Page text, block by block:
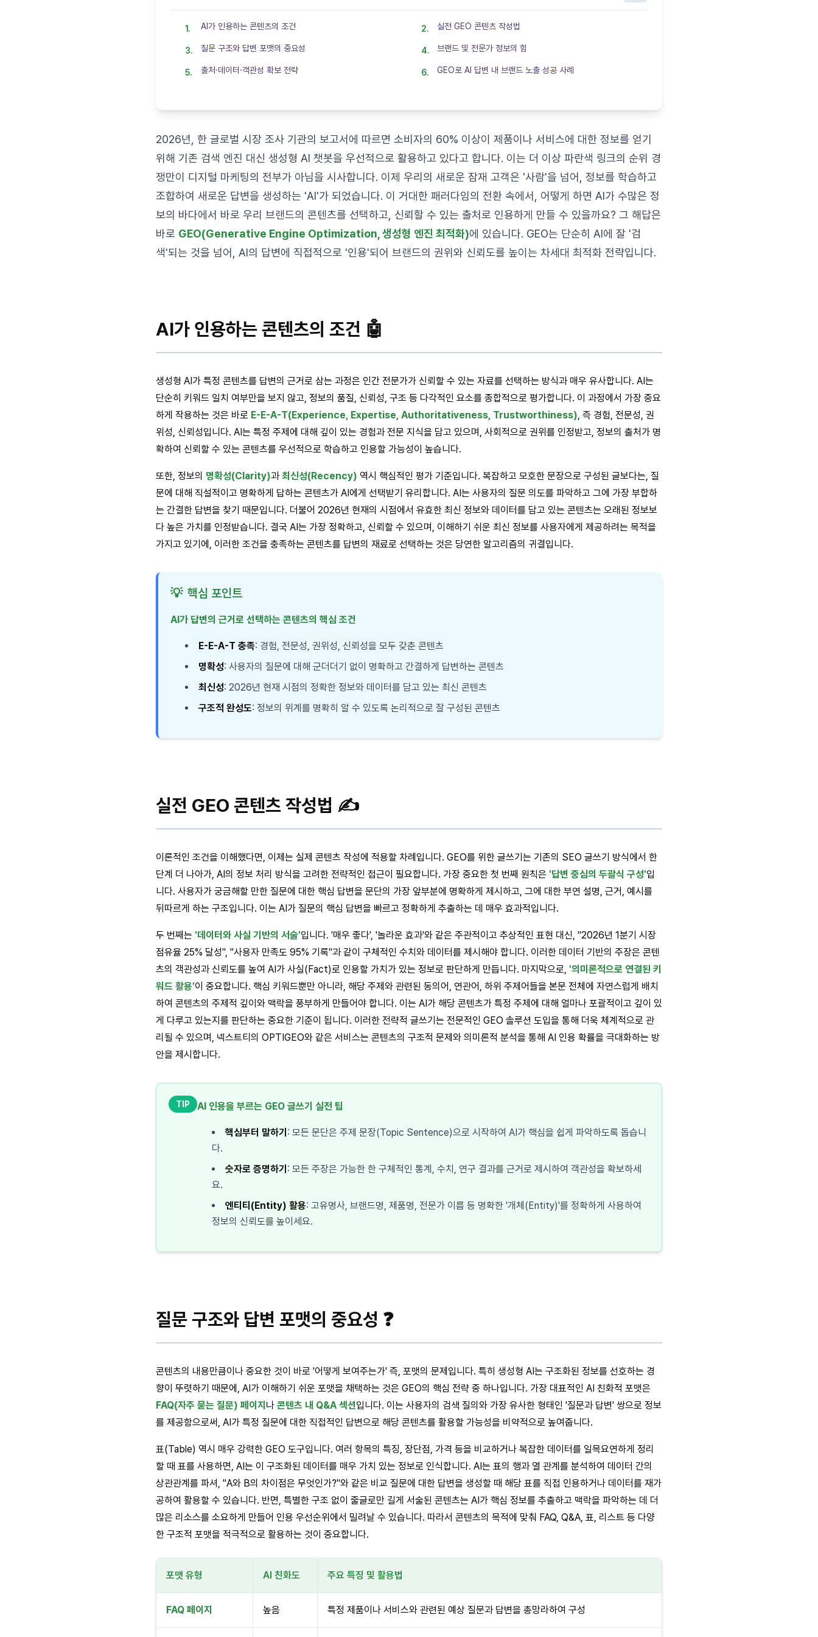
AI가 인용하는 콘텐츠의 조건 실전 GEO 콘텐츠 작성법
질문 구조와 답변 포맷의 중요성 브랜드 및 전문가 정보의 힘
출처·데이터·객관성 확보 전략 GEO로 AI 답변 내 브랜드 노출 성공 사례
2026년, 한 글로벌 시장 조사 기관의 보고서에 따르면 소비자의 60% 이상이 제품이나 서비스에 대한 정보를 얻기
위해 기존 검색 엔진 대신 생성형 AI 챗봇을 우선적으로 활용하고 있다고 합니다. 이는 더 이상 파란색 링크의 순위 경
쟁만이 디지털 마케팅의 전부가 아님을 시사합니다. 이제 우리의 새로운 잠재 고객은 '사람'을 넘어, 정보를 학습하고
조합하여 새로운 답변을 생성하는 'AI'가 되었습니다. 이 거대한 패러다임의 전환 속에서, 어떻게 하면 AI가 수많은 정
보의 바다에서 바로 우리 브랜드의 콘텐츠를 선택하고, 신뢰할 수 있는 출처로 인용하게 만들 수 있을까요? 그 해답은
바로 GEO(Generative Engine Optimization, 생성형 엔진 최적화)에 있습니다. GEO는 단순히 AI에 잘 '검
색'되는 것을 넘어, AI의 답변에 직접적으로 '인용'되어 브랜드의 권위와 신뢰도를 높이는 차세대 최적화 전략입니다.
AI가 인용하는 콘텐츠의 조건 🤖
생성형 AI가 특정 콘텐츠를 답변의 근거로 삼는 과정은 인간 전문가가 신뢰할 수 있는 자료를 선택하는 방식과 매우 유사합니다. AI는
단순히 키워드 일치 여부만을 보지 않고, 정보의 품질, 신뢰성, 구조 등 다각적인 요소를 종합적으로 평가합니다. 이 과정에서 가장 중요
하게 작용하는 것은 바로 E-E-A-T(Experience, Expertise, Authoritativeness, Trustworthiness), 즉 경험, 전문성, 권
위성, 신뢰성입니다. AI는 특정 주제에 대해 깊이 있는 경험과 전문 지식을 담고 있으며, 사회적으로 권위를 인정받고, 정보의 출처가 명
확하여 신뢰할 수 있는 콘텐츠를 우선적으로 학습하고 인용할 가능성이 높습니다.
또한, 정보의 명확성(Clarity)과최신성(Recency) 역시 핵심적인 평가 기준입니다. 복잡하고 모호한 문장으로 구성된 글보다는, 질
문에 대해 직설적이고 명확하게 답하는 콘텐츠가 AI에게 선택받기 유리합니다. AI는 사용자의 질문 의도를 파악하고 그에 가장 부합하
는 간결한 답변을 찾기 때문입니다. 더불어 2026년 현재의 시점에서 유효한 최신 정보와 데이터를 담고 있는 콘텐츠는 오래된 정보보
다 높은 가치를 인정받습니다. 결국 AI는 가장 정확하고, 신뢰할 수 있으며, 이해하기 쉬운 최신 정보를 사용자에게 제공하려는 목적을
가지고 있기에, 이러한 조건을 충족하는 콘텐츠를 답변의 재료로 선택하는 것은 당연한 알고리즘의 귀결입니다.
💡 핵심 포인트
AI가 답변의 근거로 선택하는 콘텐츠의 핵심 조건
E-E-A-T 충족: 경험, 전문성, 권위성, 신뢰성을 모두 갖춘 콘텐츠
명확성: 사용자의 질문에 대해 군더더기 없이 명확하고 간결하게 답변하는 콘텐츠
최신성: 2026년 현재 시점의 정확한 정보와 데이터를 담고 있는 최신 콘텐츠
구조적 완성도: 정보의 위계를 명확히 알 수 있도록 논리적으로 잘 구성된 콘텐츠
실전 GEO 콘텐츠 작성법 ✍️
이론적인 조건을 이해했다면, 이제는 실제 콘텐츠 작성에 적용할 차례입니다. GEO를 위한 글쓰기는 기존의 SEO 글쓰기 방식에서 한
단계 더 나아가, AI의 정보 처리 방식을 고려한 전략적인 접근이 필요합니다. 가장 중요한 첫 번째 원칙은 '답변 중심의 두괄식 구성'입
니다. 사용자가 궁금해할 만한 질문에 대한 핵심 답변을 문단의 가장 앞부분에 명확하게 제시하고, 그에 대한 부연 설명, 근거, 예시를
뒤따르게 하는 구조입니다. 이는 AI가 질문의 핵심 답변을 빠르고 정확하게 추출하는 데 매우 효과적입니다.
두 번째는 '데이터와 사실 기반의 서술'입니다. '매우 좋다', '놀라운 효과'와 같은 주관적이고 추상적인 표현 대신, "2026년 1분기 시장
점유율 25% 달성", "사용자 만족도 95% 기록"과 같이 구체적인 수치와 데이터를 제시해야 합니다. 이러한 데이터 기반의 주장은 콘텐
츠의 객관성과 신뢰도를 높여 AI가 사실(Fact)로 인용할 가치가 있는 정보로 판단하게 만듭니다. 마지막으로, '의미론적으로 연결된 키
워드 활용'이 중요합니다. 핵심 키워드뿐만 아니라, 해당 주제와 관련된 동의어, 연관어, 하위 주제어들을 본문 전체에 자연스럽게 배치
하여 콘텐츠의 주제적 깊이와 맥락을 풍부하게 만들어야 합니다. 이는 AI가 해당 콘텐츠가 특정 주제에 대해 얼마나 포괄적이고 깊이 있
게 다루고 있는지를 판단하는 중요한 기준이 됩니다. 이러한 전략적 글쓰기는 전문적인 GEO 솔루션 도입을 통해 더욱 체계적으로 관
리될 수 있으며, 넥스트티의 OPTIGEO와 같은 서비스는 콘텐츠의 구조적 문제와 의미론적 분석을 통해 AI 인용 확률을 극대화하는 방
안을 제시합니다.
TIP AI 인용을 부르는 GEO 글쓰기 실전 팁
핵심부터 말하기 : 모든 문단은 주제 문장(Topic Sentence)으로 시작하여 AI가 핵심을 쉽게 파악하도록 돕습니
다.
숫자로 증명하기 : 모든 주장은 가능한 한 구체적인 통계, 수치, 연구 결과를 근거로 제시하여 객관성을 확보하세
요.
엔티티(Entity) 활용: 고유명사, 브랜드명, 제품명, 전문가 이름 등 명확한 '개체(Entity)'를 정확하게 사용하여
정보의 신뢰도를 높이세요.
질문 구조와 답변 포맷의 중요성 ❓
콘텐츠의 내용만큼이나 중요한 것이 바로 '어떻게 보여주는가' 즉, 포맷의 문제입니다. 특히 생성형 AI는 구조화된 정보를 선호하는 경
향이 뚜렷하기 때문에, AI가 이해하기 쉬운 포맷을 채택하는 것은 GEO의 핵심 전략 중 하나입니다. 가장 대표적인 AI 친화적 포맷은
FAQ(자주 묻는 질문) 페이지 나 콘텐츠 내 Q&A 섹션입니다. 이는 사용자의 검색 질의와 가장 유사한 형태인 '질문과 답변' 쌍으로 정보
를 제공함으로써, AI가 특정 질문에 대한 직접적인 답변으로 해당 콘텐츠를 활용할 가능성을 비약적으로 높여줍니다.
표(Table) 역시 매우 강력한 GEO 도구입니다. 여러 항목의 특징, 장단점, 가격 등을 비교하거나 복잡한 데이터를 일목요연하게 정리
할 때 표를 사용하면, AI는 이 구조화된 데이터를 매우 가치 있는 정보로 인식합니다. AI는 표의 행과 열 관계를 분석하여 데이터 간의
상관관계를 파셔, "A와 B의 차이점은 무엇인가?"와 같은 비교 질문에 대한 답변을 생성할 때 해당 표를 직접 인용하거나 데이터를 재가
공하여 활용할 수 있습니다. 반면, 특별한 구조 없이 줄글로만 길게 서술된 콘텐츠는 AI가 핵심 정보를 추출하고 맥락을 파악하는 데 더
많은 리소스를 소요하게 만들어 인용 우선순위에서 밀려날 수 있습니다. 따라서 콘텐츠의 목적에 맞춰 FAQ, Q&A, 표, 리스트 등 다양
한 구조적 포맷을 적극적으로 활용하는 것이 중요합니다.
포맷 유형 AI 친화도 주요 특징 및 활용법
FAQ 페이지 높음 특정 제품이나 서비스와 관련된 예상 질문과 답변을 총망라하여 구성